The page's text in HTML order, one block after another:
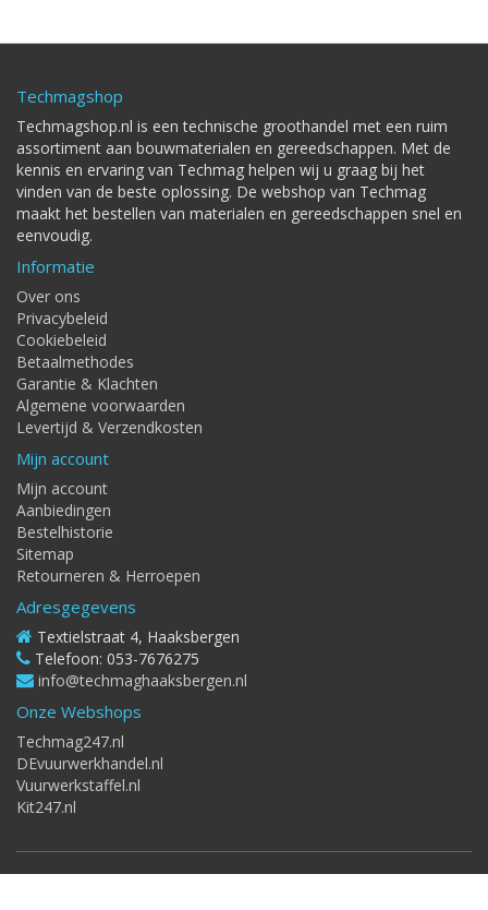
Techmagshop
Techmagshop.nl is een technische groothandel met een ruim
assortiment aan bouwmaterialen en gereedschappen. Met de
kennis en ervaring van Techmag helpen wij u graag bij het
vinden van de beste oplossing. De webshop van Techmag
maakt het bestellen van materialen en gereedschappen snel en
eenvoudig.
Informatie
Over ons
Privacybeleid
Cookiebeleid
Betaalmethodes
Garantie & Klachten
Algemene voorwaarden
Levertijd & Verzendkosten
Mijn account
Mijn account
Aanbiedingen
Bestelhistorie
Sitemap
Retourneren & Herroepen
Adresgegevens
Textielstraat 4, Haaksbergen
Telefoon: 053-7676275
info@techmaghaaksbergen.nl
Onze Webshops
Techmag247.nl
DEvuurwerkhandel.nl
Vuurwerkstaffel.nl
Kit247.nl